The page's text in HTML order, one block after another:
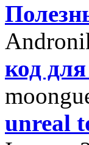
код
unreal